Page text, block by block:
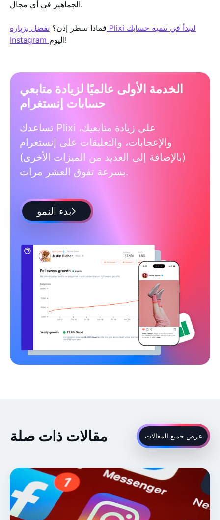
الجماهير في أي مجال.
فماذا تنتظر إذن؟ تفضل بزيارة Plixi لتبدأ في تنمية حسابك
Instagram
اليوم!
الخدمة الأولى عالميًا لزيادة متابعي
حسابات إنستغرام
تساعدك Plixi على زيادة متابعيك،
والإعجابات، والتعليقات على إنستغرام
(بالإضافة إلى العديد من الميزات الأخرى)
بسرعة تفوق العشر مرات.
بدء النمو
مقالات ذات صلة عرض جميع المقالات